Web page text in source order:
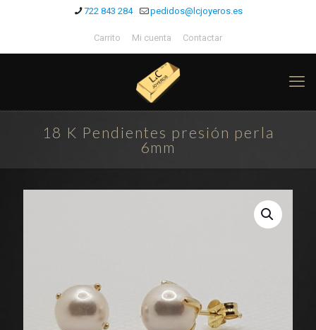
722 843 284 pedidos@lcjoyeros.es
Carrito Mi cuenta Contactar
18 K Pendientes presión perla
6mm